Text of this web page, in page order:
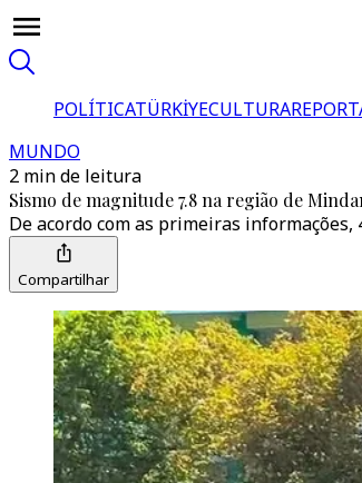
POLÍTICATÜRKİYECULTURA
MUNDO
2 min de leitura
Sismo de magnitude 7.8 na região de
De acordo com as primeiras
Compartilhar